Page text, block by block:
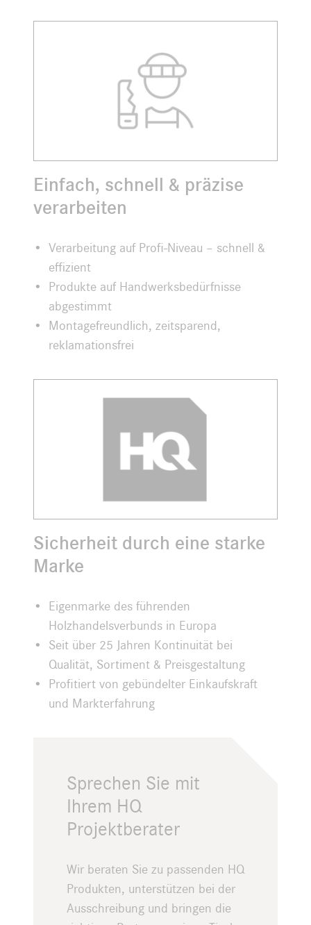
Einfach, schnell & präzise
verarbeiten
Verarbeitung auf Profi-Niveau – schnell &
effizient
Produkte auf Handwerksbedürfnisse
abgestimmt
Montagefreundlich, zeitsparend,
reklamationsfrei
Sicherheit durch eine starke
Marke
Eigenmarke des führenden
Holzhandelsverbunds in Europa
Seit über 25 Jahren Kontinuität bei
Qualität, Sortiment & Preisgestaltung
Profitiert von gebündelter Einkaufskraft
und Markterfahrung
Sprechen Sie mit
Ihrem HQ
Projektberater
Wir beraten Sie zu passenden HQ
Produkten, unterstützen bei der
Ausschreibung und bringen die